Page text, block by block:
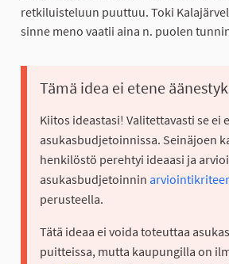
retkiluisteluun puuttuu. Toki
sinne meno vaatii aina n. puolen
Tämä idea ei etene
Kiitos ideastasi! Valitettavasti se ei
asukasbudjetoinnissa. Seinäjoen
henkilöstö perehtyi ideaasi ja
asukasbudjetoinnin
perusteella.
Tätä ideaa ei voida toteuttaa
puitteissa, mutta kaupungilla on